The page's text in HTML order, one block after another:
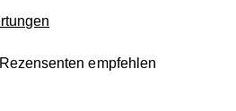
empfehlen